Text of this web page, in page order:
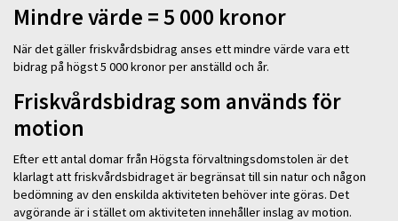
Mindre värde = 5 000 kronor
När det gäller friskvårdsbidrag anses ett mindre värde vara ett
bidrag på högst 5 000 kronor per anställd och år.
Friskvårdsbidrag som används för
motion
Efter ett antal domar från Högsta förvaltningsdomstolen är det
klarlagt att friskvårdsbidraget är begränsat till sin natur och någon
bedömning av den enskilda aktiviteten behöver inte göras. Det
avgörande är i stället om aktiviteten innehåller inslag av motion.